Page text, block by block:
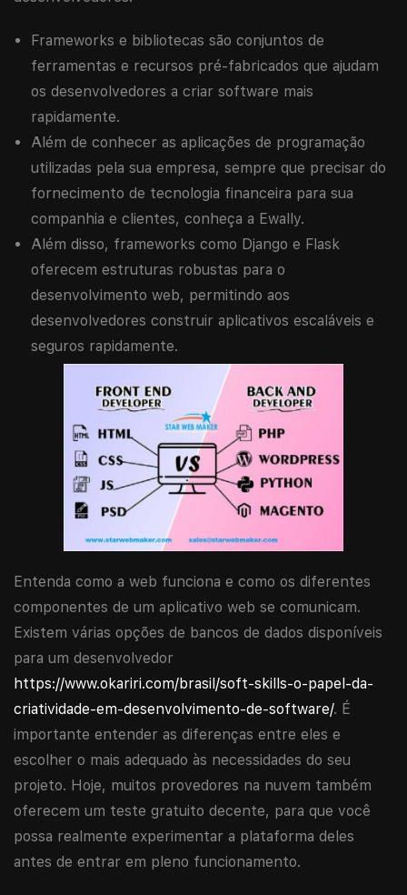
Frameworks e bibliotecas são conjuntos de
ferramentas e recursos pré-fabricados que ajudam
os desenvolvedores a criar software mais
rapidamente.
Além de conhecer as aplicações de programação
utilizadas pela sua empresa, sempre que precisar do
fornecimento de tecnologia financeira para sua
companhia e clientes, conheça a Ewally.
Além disso, frameworks como Django e Flask
oferecem estruturas robustas para o
desenvolvimento web, permitindo aos
desenvolvedores construir aplicativos escaláveis e
seguros rapidamente.
Entenda como a web funciona e como os diferentes
componentes de um aplicativo web se comunicam.
Existem várias opções de bancos de dados disponíveis
para um desenvolvedor
https://www.okariri.com/brasil/soft-skills-o-papel-da-
criatividade-em-desenvolvimento-de-software/. É
importante entender as diferenças entre eles e
escolher o mais adequado às necessidades do seu
projeto. Hoje, muitos provedores na nuvem também
oferecem um teste gratuito decente, para que você
possa realmente experimentar a plataforma deles
antes de entrar em pleno funcionamento.